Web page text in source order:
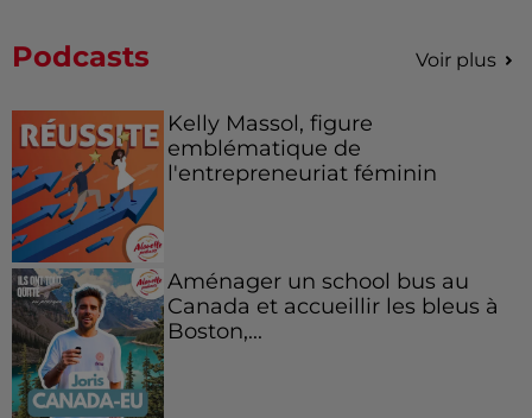
Podcasts Voir plus
Kelly Massol, figure
emblématique de
l'entrepreneuriat féminin
Aménager un school bus au
Canada et accueillir les bleus à
Boston,...